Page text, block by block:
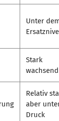
Unter
Stark
wachsend
Relativ
aber
Druck